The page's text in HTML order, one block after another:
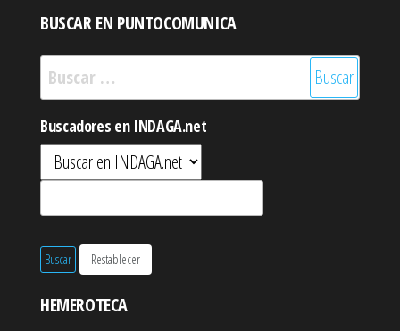
BUSCAR EN PUNTOCOMUNICA
Buscar:
Buscadores en INDAGA.net
HEMEROTECA